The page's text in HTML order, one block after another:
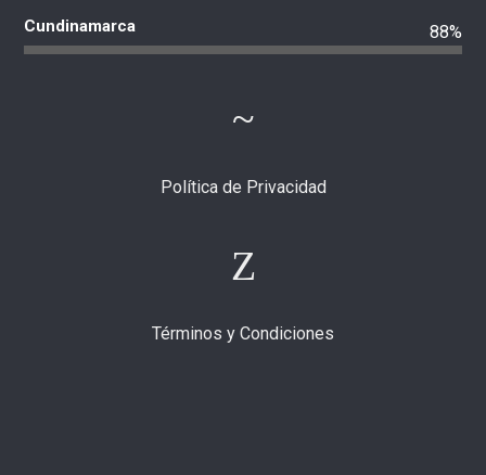
Cundinamarca 88%
Política de Privacidad
Términos y Condiciones